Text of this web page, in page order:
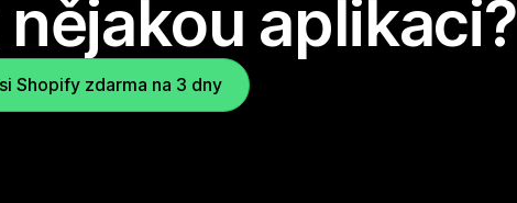
aplikaci?
Shopify zdarma na 3 dny